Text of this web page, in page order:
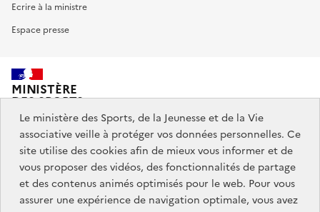
Ecrire à la ministre
Espace presse
MINISTÈRE
DES SPORTS,
DE LA JEUNESSE
ET DE LA VIE ASSOCIATIVE
Découvrez également jeunes.gouv.fr et education.gouv.fr.
Le ministère des Sports, de la Jeunesse et de la Vie
associative veille à protéger vos données personnelles. Ce
site utilise des cookies afin de mieux vous informer et de
vous proposer des vidéos, des fonctionnalités de partage
et des contenus animés optimisés pour le web. Pour vous
assurer une expérience de navigation optimale, vous avez